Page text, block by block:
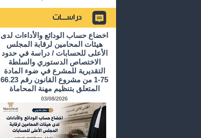
اخضاع حساب الودائع والأداءات لدى
هيئات المحامين لرقابة المجلس
الأعلى للحسابات / دراسة في حدود
الاختصاص الدستوري والسلطة
التقديرية للمشرع في ضوء المادة
75-1 من مشروع القانون رقم 66.23
المتعلق بتنظيم مهنة المحاماة
03/08/2026